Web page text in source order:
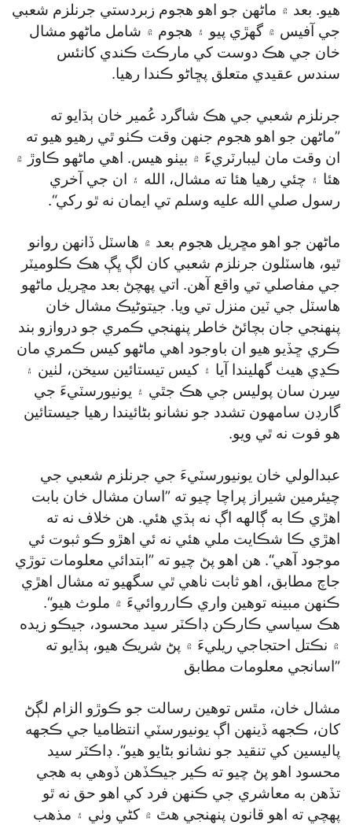
هيو. بعد ۾ ماڻهن جو اهو هجوم زبردستي جرنلزم شعبي
جي آفيس ۾ گھڙي پيو ۽ هجوم ۾ شامل ماڻهو مشال
خان جي هڪ دوست کي مارڪٽ ڪندي کانئس
سندس عقيدي متعلق پڇاڻو ڪندا رهيا.
جرنلزم شعبي جي هڪ شاگرد عُمير خان ٻڌايو ته
”ماڻهن جو اهو هجوم جنهن وقت ڪٺو ٿي رهيو هيو ته
ان وقت مان ليبارٽريءَ ۾ بيٺو هيس. اهي ماڻهو ڪاوڙ ۾
هئا ۽ چئي رهيا هئا ته مشال، الله ۽ ان جي آخري
رسول صلي الله عليه وسلم تي ايمان نه ٿو رکي“.
ماڻهن جو اهو مڇريل هجوم بعد ۾ هاسٽل ڏانهن روانو
ٿيو، هاسٽلون جرنلزم شعبي کان لڳ ڀڳ هڪ ڪلوميٽر
جي مفاصلي تي واقع آهن. اتي پهچڻ بعد مڇريل ماڻهو
هاسٽل جي ٽين منزل تي ويا. جيتوڻيڪ مشال خان
پنهنجي جان بچائڻ خاطر پنهنجي ڪمري جو دروازو بند
ڪري ڇڏيو هيو ان باوجود اهي ماڻهو کيس ڪمري مان
ڪڍي هيٺ گهليندا آيا ۽ کيس تيستائين سيخن، لٺين ۽
سِرن سان پوليس جي هڪ جٿي ۽ يونيورسٽيءَ جي
گارڊن سامهون تشدد جو نشانو بڻائيندا رهيا جيستائين
هو فوت نه ٿي ويو.
عبدالولي خان يونيورسٽيءَ جي جرنلزم شعبي جي
چيئرمين شيراز پراچا چيو ته ”اسان مشال خان بابت
اهڙي ڪا به ڳالهه اڳ نه ٻڌي هئي. هن خلاف نه ته
اهڙي ڪا شڪايت ملي هئي نه ئي اهڙو ڪو ثبوت ئي
موجود آهي“. هن اهو پڻ چيو ته ”ابتدائي معلومات توڙي
جاچ مطابق، اهو ثابت ناهي ٿي سگھيو ته مشال اهڙي
ڪنهن مبينه توهين واري ڪارروائيءَ ۾ ملوث هيو“.
هڪ سياسي ڪارڪن ڊاڪٽر سيد محسود، جيڪو زيده
۾ نڪتل احتجاجي ريليءَ ۾ پڻ شريڪ هيو، ٻڌايو ته
”اسانجي معلومات مطابق
مشال خان، مٿس توهين رسالت جو ڪوڙو الزام لڳڻ
کان، ڪجهه ڏينهن اڳ يونيورسٽي انتظاميا جي ڪجهه
پاليسين کي تنقيد جو نشانو بڻايو هيو“. ڊاڪٽر سيد
محسود اهو پڻ چيو ته ڪير جيڪڏهن ڏوهي به هجي
تڏهن به معاشري جي ڪنهن فرد کي اهو حق نه ٿو
پهچي ته اهو قانون پنهنجي هٿ ۾ کڻي وٺي ۽ مذهب